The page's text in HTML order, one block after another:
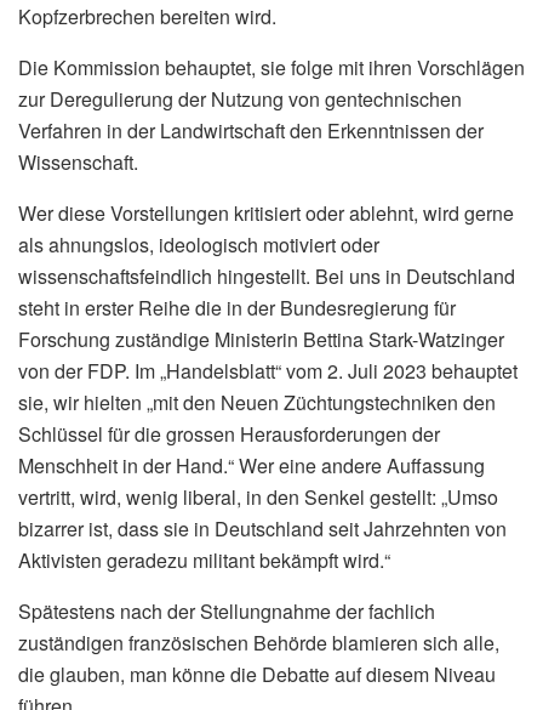
Kopfzerbrechen bereiten wird.
Die Kommission behauptet, sie folge mit ihren Vorschlägen
zur Deregulierung der Nutzung von gentechnischen
Verfahren in der Landwirtschaft den Erkenntnissen der
Wissenschaft.
Wer diese Vorstellungen kritisiert oder ablehnt, wird gerne
als ahnungslos, ideologisch motiviert oder
wissenschaftsfeindlich hingestellt. Bei uns in Deutschland
steht in erster Reihe die in der Bundesregierung für
Forschung zuständige Ministerin Bettina Stark-Watzinger
von der FDP. Im „Handelsblatt“ vom 2. Juli 2023 behauptet
sie, wir hielten „mit den Neuen Züchtungstechniken den
Schlüssel für die grossen Herausforderungen der
Menschheit in der Hand.“ Wer eine andere Auffassung
vertritt, wird, wenig liberal, in den Senkel gestellt: „Umso
bizarrer ist, dass sie in Deutschland seit Jahrzehnten von
Aktivisten geradezu militant bekämpft wird.“
Spätestens nach der Stellungnahme der fachlich
zuständigen französischen Behörde blamieren sich alle,
die glauben, man könne die Debatte auf diesem Niveau